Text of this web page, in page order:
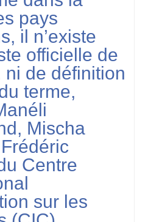
pays
il n’existe
officielle de
ni de définition
terme,
Mischa
Centre
sur les